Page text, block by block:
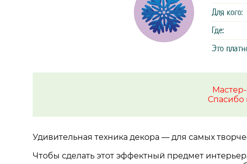
Для кого:
Где:
Это
Спасибо
Удивительная техника декора — для самых
Чтобы сделать этот эффектный предмет